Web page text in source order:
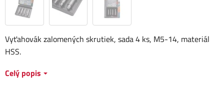
Vyťahovák zalomených skrutiek, sada 4 ks, M5-14, materiál
HSS.
Celý popis